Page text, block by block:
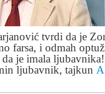
tvrdi da je
farsa, i odmah
da je imala
ljubavnik, tajkun